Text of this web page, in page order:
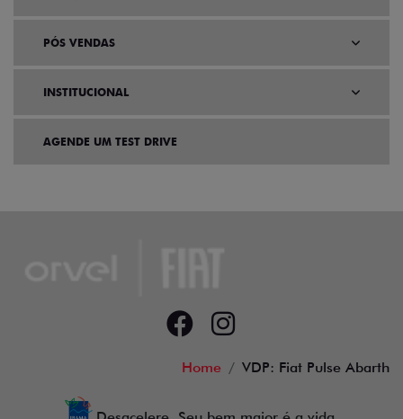
PÓS VENDAS
INSTITUCIONAL
AGENDE UM TEST DRIVE
Home VDP: Fiat Pulse Abarth